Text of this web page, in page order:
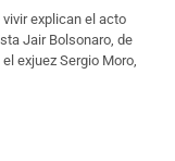
explican el acto
Jair Bolsonaro, de
exjuez Sergio Moro,